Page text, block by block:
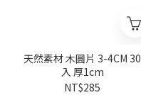
天然素材 木圓片 3-4CM 30
入 厚1cm
NT$285